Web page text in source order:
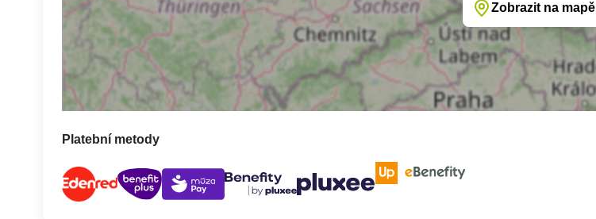
Zobrazit na mapě
Platební metody